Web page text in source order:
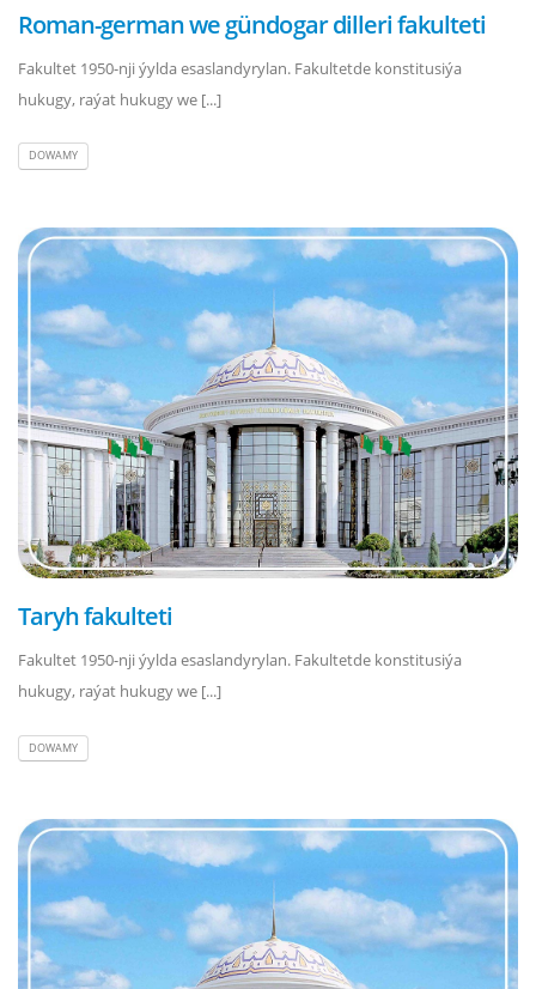
Roman-german we gündogar dilleri fakulteti
Fakultet 1950-nji ýylda esaslandyrylan. Fakultetde konstitusiýa
hukugy, raýat hukugy we [...]
DOWAMY
Taryh fakulteti
Fakultet 1950-nji ýylda esaslandyrylan. Fakultetde konstitusiýa
hukugy, raýat hukugy we [...]
DOWAMY